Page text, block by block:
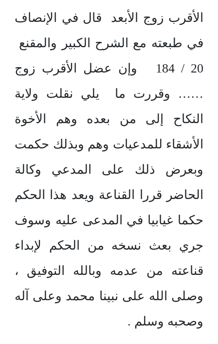
الأقرب زوج الأبعد قال في الإنصاف
في طبعته مع الشرح الكبير والمقنع
20 / 184 وإن عضل الأقرب زوج
…… وقررت ما يلي نقلت ولاية
النكاح إلى من بعده وهم الأخوة
الأشقاء للمدعيات وهم وبذلك حكمت
وبعرض ذلك على المدعي وكالة
الحاضر قررا القناعة ويعد هذا الحكم
حكما غيابيا في المدعى عليه وسوف
جري بعث نسخه من الحكم لإبداء
قناعته من عدمه وبالله التوفيق ،
وصلى الله على نبينا محمد وعلى آله
وصحبه وسلم .